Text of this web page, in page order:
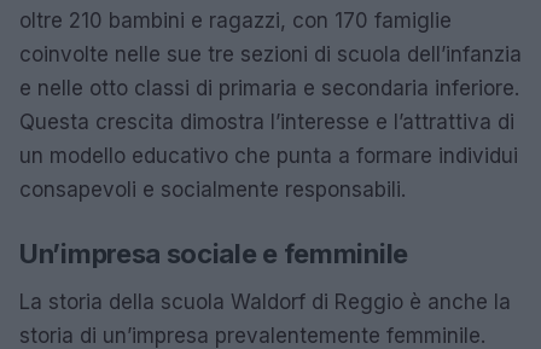
oltre 210 bambini e ragazzi, con 170 famiglie
coinvolte nelle sue tre sezioni di scuola dell’infanzia
e nelle otto classi di primaria e secondaria inferiore.
Questa crescita dimostra l’interesse e l’attrattiva di
un modello educativo che punta a formare individui
consapevoli e socialmente responsabili.
Un’impresa sociale e femminile
La storia della scuola Waldorf di Reggio è anche la
storia di un’impresa prevalentemente femminile.